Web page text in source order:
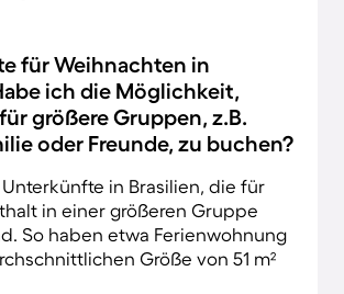
für Weihnachten in
ich die Möglichkeit,
größere Gruppen, z.B.
oder Freunde, zu buchen?
in Brasilien, die für
in einer größeren Gruppe
So haben etwa Ferienwohnung
Größe von 51 m²